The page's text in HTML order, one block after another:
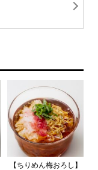
【ちりめん梅おろし】